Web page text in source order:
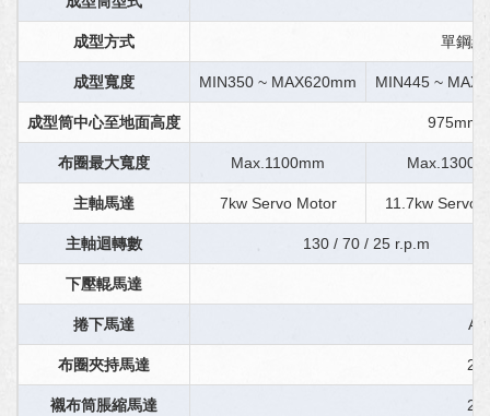
成型方式 單鋼
成型寬度 MIN350 ~ MAX620mm MIN445 ~
成型筒中心至地面高度 975mm
布圈最大寬度 Max.1100mm
主軸馬達 7kw Servo Motor 11.7kw Servo
主軸迴轉數 130 / 70 / 25 r.p.m
下壓輥馬達
捲下馬達
布圈夾持馬達
襯布筒脹縮馬達